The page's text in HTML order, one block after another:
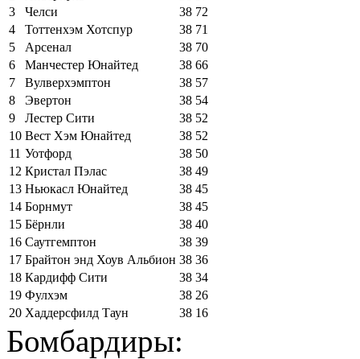
3
Челси 38 72
4
Тоттенхэм Хотспур 38 71
5
Арсенал 38 70
6
Манчестер Юнайтед 38 66
7
Вулверхэмптон 38 57
8
Эвертон 38 54
9
Лестер Сити 38 52
10 Вест Хэм Юнайтед 38 52
11 Уотфорд 38 50
12 Кристал Пэлас 38 49
13 Ньюкасл Юнайтед 38 45
14 Борнмут 38 45
15 Бёрнли 38 40
16 Саутгемптон 38 39
17 Брайтон энд Хоув Альбион 38 36
18 Кардифф Сити 38 34
19 Фулхэм 38 26
20 Хаддерсфилд Таун 38 16
Бомбардиры: